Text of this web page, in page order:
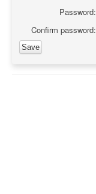
Password:
Confirm password: